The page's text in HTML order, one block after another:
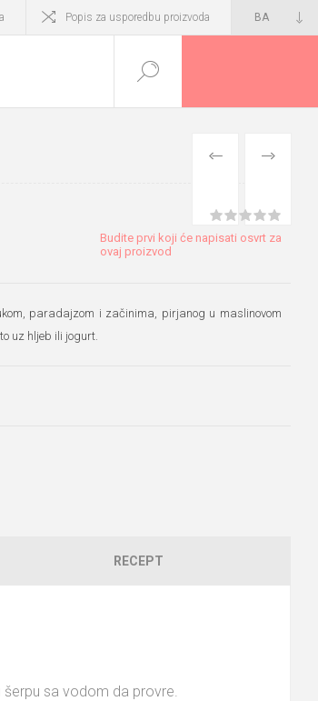
Popis za usporedbu proizvoda
PRETHODNI
SLIJEDEĆI
Budite prvi koji će napisati osvrt za
ovaj proizvod
paradajzom i začinima, pirjanog u maslinovom
uz hljeb ili jogurt.
RECEPT
sa vodom da provre.